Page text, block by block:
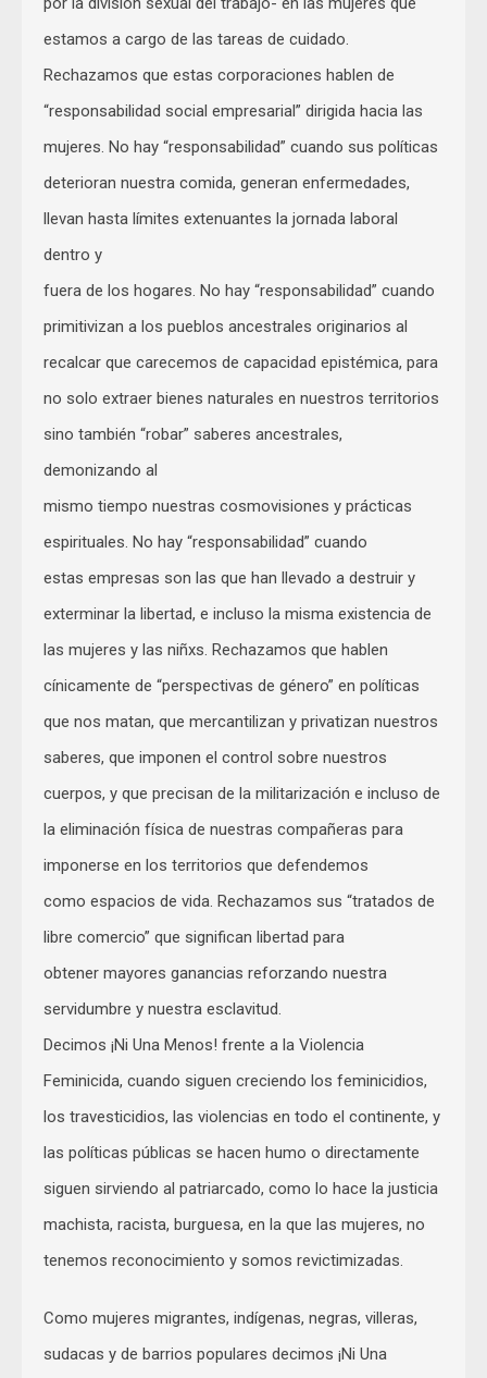
estamos a cargo de las tareas de cuidado.
Rechazamos que estas corporaciones hablen de
“responsabilidad social empresarial” dirigida hacia las
mujeres. No hay “responsabilidad” cuando sus políticas
deterioran nuestra comida, generan enfermedades,
llevan hasta límites extenuantes la jornada laboral
dentro y
fuera de los hogares. No hay “responsabilidad” cuando
primitivizan a los pueblos ancestrales originarios al
recalcar que carecemos de capacidad epistémica, para
no solo extraer bienes naturales en nuestros territorios
sino también “robar” saberes ancestrales,
demonizando al
mismo tiempo nuestras cosmovisiones y prácticas
espirituales. No hay “responsabilidad” cuando
estas empresas son las que han llevado a destruir y
exterminar la libertad, e incluso la misma existencia de
las mujeres y las niñxs. Rechazamos que hablen
cínicamente de “perspectivas de género” en políticas
que nos matan, que mercantilizan y privatizan nuestros
saberes, que imponen el control sobre nuestros
cuerpos, y que precisan de la militarización e incluso de
la eliminación física de nuestras compañeras para
imponerse en los territorios que defendemos
como espacios de vida. Rechazamos sus “tratados de
libre comercio” que significan libertad para
obtener mayores ganancias reforzando nuestra
servidumbre y nuestra esclavitud.
Decimos ¡Ni Una Menos! frente a la Violencia
Feminicida, cuando siguen creciendo los feminicidios,
los travesticidios, las violencias en todo el continente, y
las políticas públicas se hacen humo o directamente
siguen sirviendo al patriarcado, como lo hace la justicia
machista, racista, burguesa, en la que las mujeres, no
tenemos reconocimiento y somos revictimizadas.
Como mujeres migrantes, indígenas, negras, villeras,
sudacas y de barrios populares decimos ¡Ni Una